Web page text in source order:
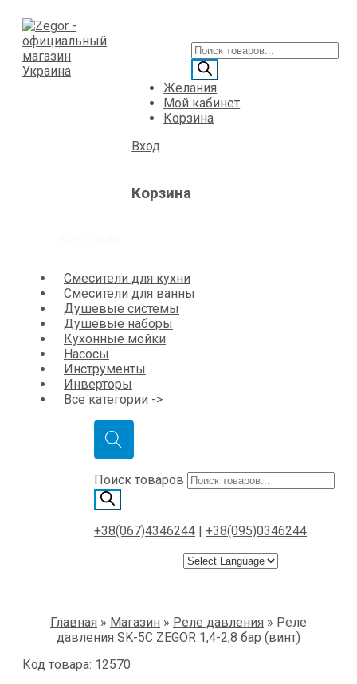
Желания
Мой кабинет
Корзина
Вход
Корзина
Смесители для кухни
Смесители для ванны
Душевые системы
Душевые наборы
Кухонные мойки
Насосы
Инструменты
Инверторы
Все категории ->
Поиск товаров
+38(067)4346244 +38(095)0346244
Главная » Магазин » Реле давления » Реле
давления SK-5C ZEGOR 1,4-2,8 бар (винт)
Код товара: 12570